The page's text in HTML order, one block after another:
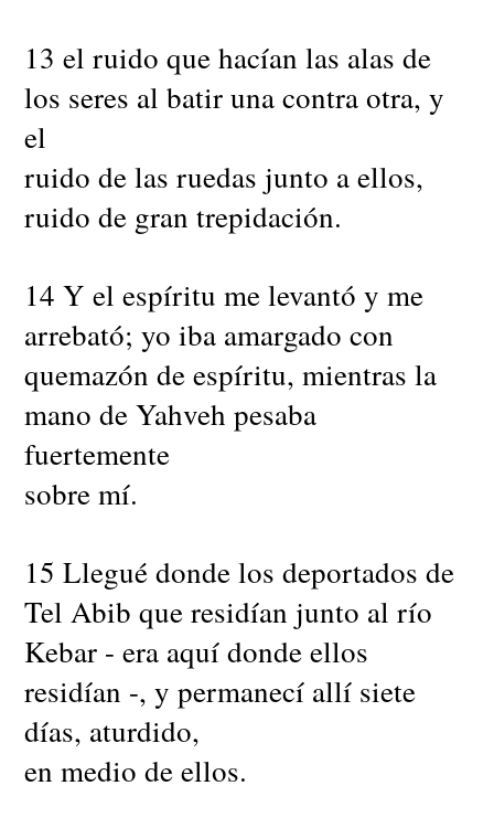
13 el ruido que hacían las alas de
los seres al batir una contra otra, y
el
ruido de las ruedas junto a ellos,
ruido de gran trepidación.
14 Y el espíritu me levantó y me
arrebató; yo iba amargado con
quemazón de espíritu, mientras la
mano de Yahveh pesaba
fuertemente
sobre mí.
15 Llegué donde los deportados de
Tel Abib que residían junto al río
Kebar - era aquí donde ellos
residían -, y permanecí allí siete
días, aturdido,
en medio de ellos.